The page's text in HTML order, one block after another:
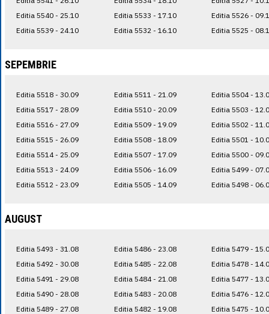
Editia 5540 - 25.10
Editia 5539 - 24.10
Editia 5533 - 17.10
Editia 5532 - 16.10
Editia 5526 -
Editia 5525 -
SEPEMBRIE
Editia 5518 - 30.09
Editia 5517 - 28.09
Editia 5516 - 27.09
Editia 5515 - 26.09
Editia 5514 - 25.09
Editia 5513 - 24.09
Editia 5512 - 23.09
Editia 5511 - 21.09
Editia 5510 - 20.09
Editia 5509 - 19.09
Editia 5508 - 18.09
Editia 5507 - 17.09
Editia 5506 - 16.09
Editia 5505 - 14.09
Editia 5504 -
Editia 5503 -
Editia 5502 -
Editia 5501 -
Editia 5500 -
Editia 5499 -
Editia 5498 -
AUGUST
Editia 5493 - 31.08
Editia 5492 - 30.08
Editia 5491 - 29.08
Editia 5490 - 28.08
Editia 5489 - 27.08
Editia 5486 - 23.08
Editia 5485 - 22.08
Editia 5484 - 21.08
Editia 5483 - 20.08
Editia 5482 - 19.08
Editia 5479 -
Editia 5478 -
Editia 5477 -
Editia 5476 -
Editia 5475 -